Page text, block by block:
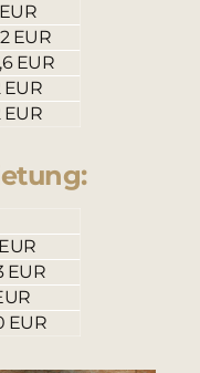
EUR
EUR
EUR
EUR
EUR
EUR